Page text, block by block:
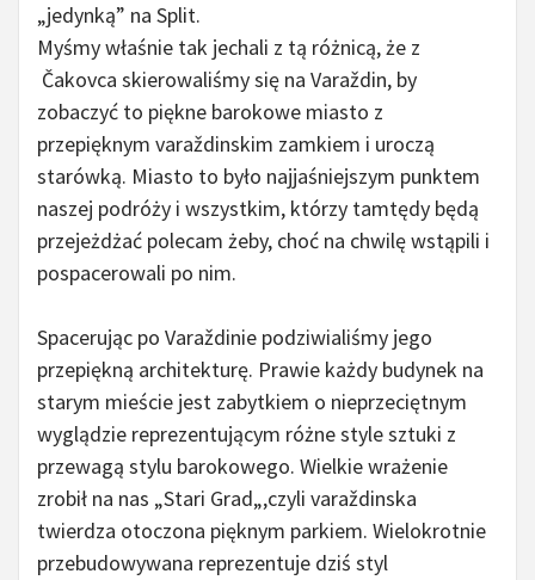
„jedynką” na Split.
Myśmy właśnie tak jechali z tą różnicą, że z
Čakovca skierowaliśmy się na Varaždin, by
zobaczyć to piękne barokowe miasto z
przepięknym varaždinskim zamkiem i uroczą
starówką. Miasto to było najjaśniejszym punktem
naszej podróży i wszystkim, którzy tamtędy będą
przejeżdżać polecam żeby, choć na chwilę wstąpili i
pospacerowali po nim.
Spacerując po Varaždinie podziwialiśmy jego
przepiękną architekturę. Prawie każdy budynek na
starym mieście jest zabytkiem o nieprzeciętnym
wyglądzie reprezentującym różne style sztuki z
przewagą stylu barokowego. Wielkie wrażenie
zrobił na nas „Stari Grad„,czyli varaždinska
twierdza otoczona pięknym parkiem. Wielokrotnie
przebudowywana reprezentuje dziś styl